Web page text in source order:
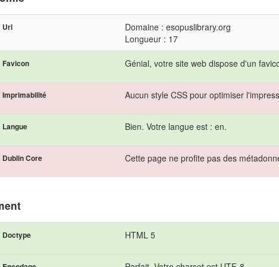
Url
Domaine : esopuslibrary.org
Longueur : 17
Favicon Génial, votre site web dispose d'un
Imprimabilité Aucun style CSS pour optimiser
Langue Bien. Votre langue est : en.
Dublin Core Cette page ne profite pas des
Doctype HTML 5